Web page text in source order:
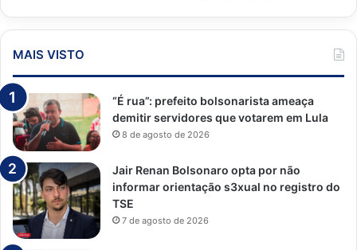
MAIS VISTO
“É rua”: prefeito bolsonarista ameaça
demitir servidores que votarem em Lula
8 de agosto de 2026
Jair Renan Bolsonaro opta por não
informar orientação s3xual no registro do
TSE
7 de agosto de 2026